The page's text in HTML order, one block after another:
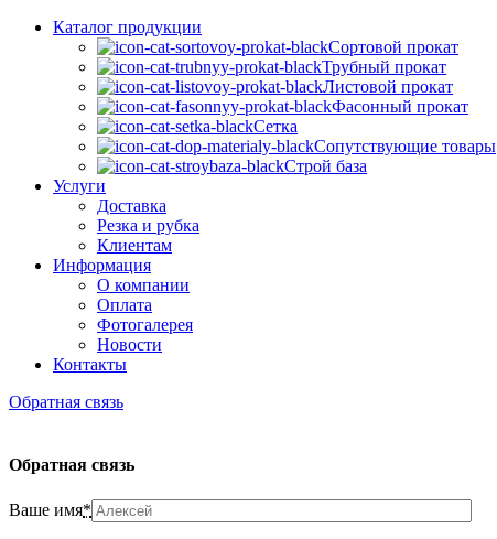
Каталог продукции
Сортовой прокат
Трубный прокат
Листовой прокат
Фасонный прокат
Сетка
Сопутствующие товары
Строй база
Услуги
Доставка
Резка и рубка
Клиентам
Информация
О компании
Оплата
Фотогалерея
Новости
Контакты
Обратная связь
Обратная связь
Ваше имя*